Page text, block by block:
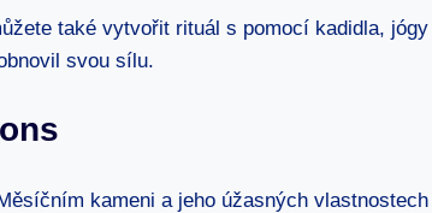
také vytvořit rituál s pomocí kadidla,
svou sílu.
kameni a jeho úžasných